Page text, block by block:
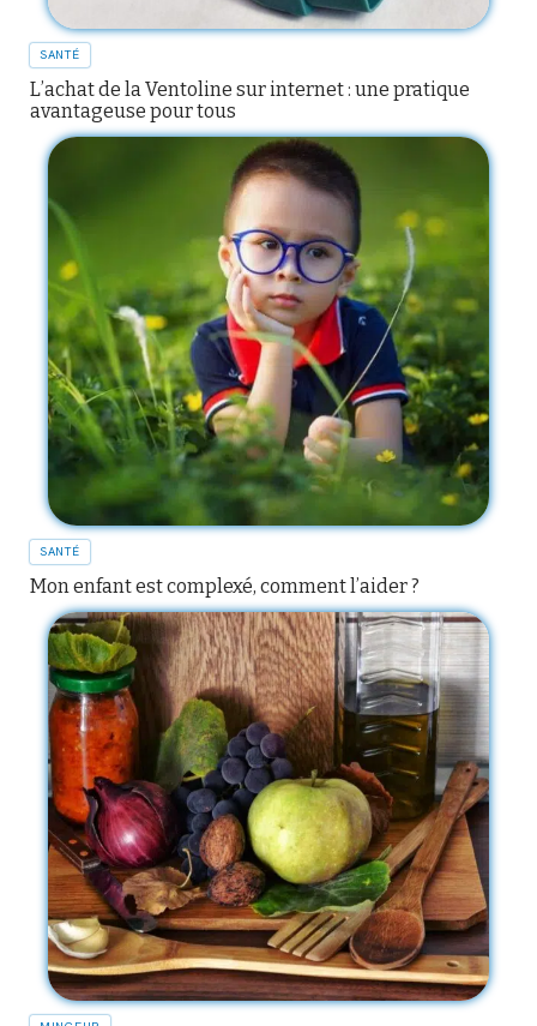
SANTÉ
L’achat de la Ventoline sur internet : une pratique
avantageuse pour tous
SANTÉ
Mon enfant est complexé, comment l’aider ?